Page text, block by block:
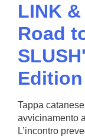
LINK
Road
Edition
Tappa
avvicinamento
L’incontro